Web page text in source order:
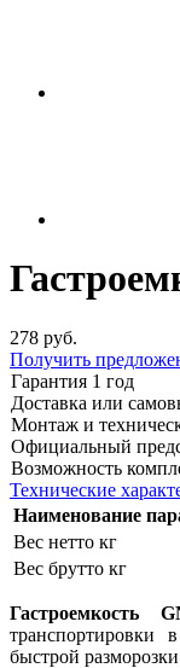
278 руб.
Получить
Гарантия 1 год
Доставка или
Монтаж и
Официальный
Возможность
Технические
Наименование
Вес нетто кг
Вес брутто кг
Гастроемкость
транспортировки
быстрой